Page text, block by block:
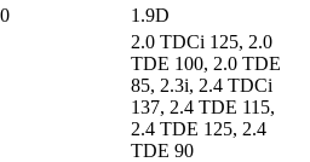
1.9D
2.0 TDCi 125, 2.0
TDE 100, 2.0 TDE
85, 2.3i, 2.4 TDCi
137, 2.4 TDE 115,
2.4 TDE 125, 2.4
TDE 90